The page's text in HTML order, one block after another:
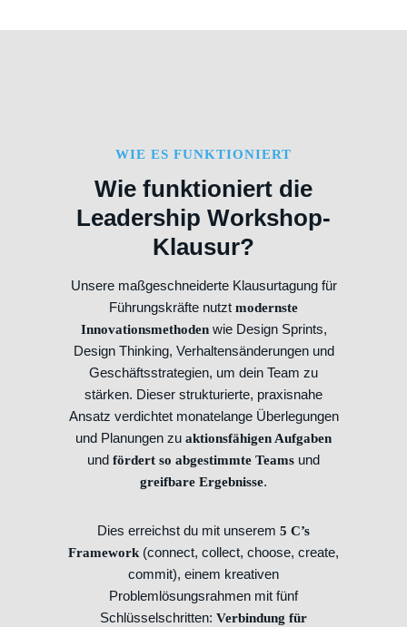
WIE ES FUNKTIONIERT
Wie funktioniert die
Leadership Workshop-
Klausur?
Unsere maßgeschneiderte Klausurtagung für
Führungskräfte nutzt modernste
Innovationsmethodenwie Design Sprints,
Design Thinking, Verhaltensänderungen und
Geschäftsstrategien, um dein Team zu
stärken. Dieser strukturierte, praxisnahe
Ansatz verdichtet monatelange Überlegungen
und Planungen zu aktionsfähigen Aufgaben
und fördert so abgestimmte Teams und
greifbare Ergebnisse.
Dies erreichst du mit unserem 5 C’s
Framework (connect, collect, choose, create,
commit), einem kreativen
Problemlösungsrahmen mit fünf
Schlüsselschritten: Verbindung für